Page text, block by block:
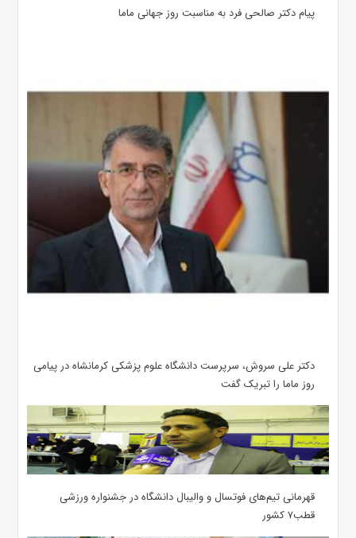
پیام دکتر صالحی فرد به مناسبت روز جهانی ماما
دکتر علی سروش، سرپرست دانشگاه علوم پزشکی کرمانشاه در پیامی
روز ماما را تبریک گفت
قهرمانی تیم‌های فوتسال و والیبال دانشگاه در جشنواره ورزشی
قطب۷ کشور